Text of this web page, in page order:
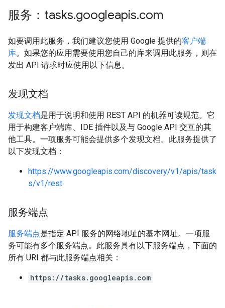
服务：tasks.googleapis.com
如要调用此服务，我们建议您使用 Google 提供的客户端
库。如果您的应用需要使用您自己的库来调用此服务，则在
发出 API 请求时应使用以下信息。
发现文档
发现文档是用于说明和使用 REST API 的机器可读规范。它
用于构建客户端库、IDE 插件以及与 Google API 交互的其
他工具。一项服务可能会提供多个发现文档。此服务提供了
以下发现文档：
https://www.googleapis.com/discovery/v1/apis/task
s/v1/rest
服务端点
服务端点是指定 API 服务的网络地址的基本网址。一项服
务可能有多个服务端点。此服务具有以下服务端点，下面的
所有 URI 都与此服务端点相关：
https://tasks.googleapis.com